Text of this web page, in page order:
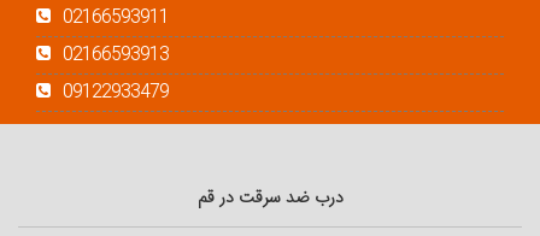
02166593911
02166593913
09122933479
درب ضد سرقت در قم